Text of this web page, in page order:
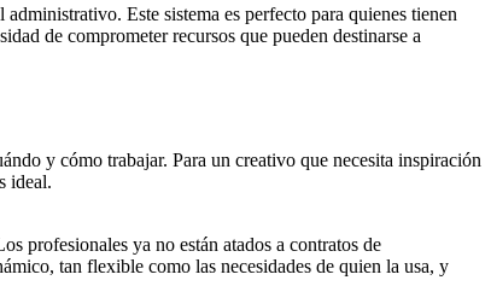
Este sistema es perfecto para quienes tienen
de comprometer recursos que pueden destinarse a
y cómo trabajar. Para un creativo que necesita inspiración
ideal.
profesionales ya no están atados a contratos de
tan flexible como las necesidades de quien la usa, y